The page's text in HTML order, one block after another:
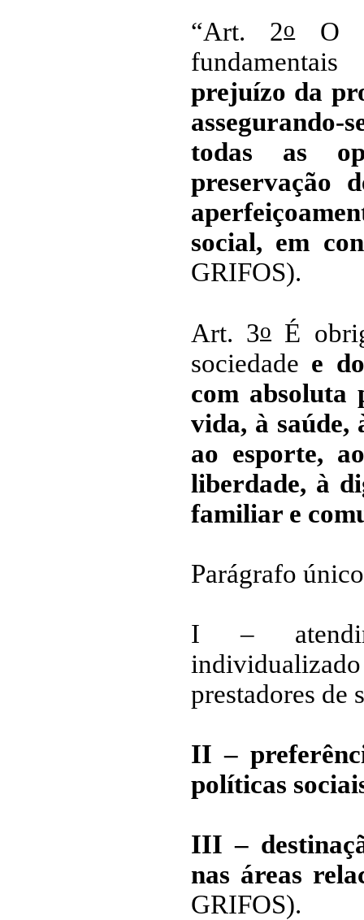
“Art. 2o
O
prejuízo da
todas as
preservação
social, em
GRIFOS).
Art. 3o É
sociedade e
com absoluta
vida, à saúde,
ao esporte,
liberdade, à
familiar e
Parágrafo
I –
prestadores de
II –
políticas
III –
nas áreas
GRIFOS).